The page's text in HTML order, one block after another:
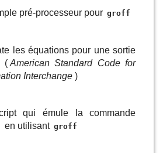
pré-processeur pour groff
les équations pour une sortie
( American Standard Code for
Interchange )
qui émule la commande
en utilisant groff